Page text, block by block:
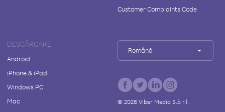
Customer Complaints Code
DESCĂRCARE
Android
iPhone & iPad
Windows PC
Mac
Română
© 2026Viber Media S.à r.l.